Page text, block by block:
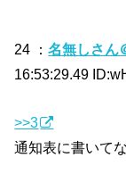
24 ：名無しさん
16:53:29.49
>>3
通知表に書いて